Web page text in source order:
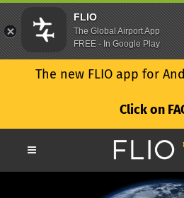
The new FLIO app for
Click on
FLIO
The Global Airport App
FREE - In Google Play